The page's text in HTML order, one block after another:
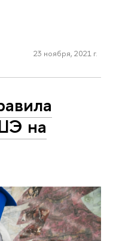
23 ноября, 2021 г.
на